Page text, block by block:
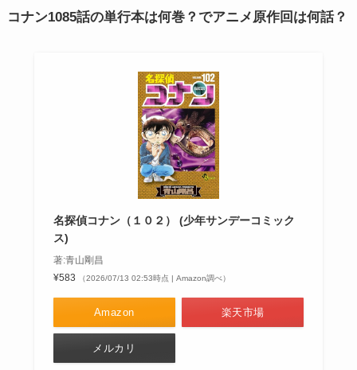
コナン1085話の単行本は何巻？でアニメ原作回は何話？
名探偵コナン（１０２） (少年サンデーコミック
ス)
著:青山剛昌
¥583
（2026/07/13 02:53時点 | Amazon調べ）
Amazon 楽天市場
メルカリ